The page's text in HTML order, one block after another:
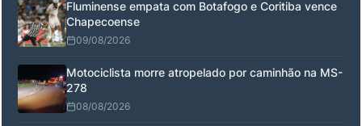
Fluminense empata com Botafogo e Coritiba vence
Chapecoense
09/08/2026
Motociclista morre atropelado por caminhão na MS-
278
08/08/2026